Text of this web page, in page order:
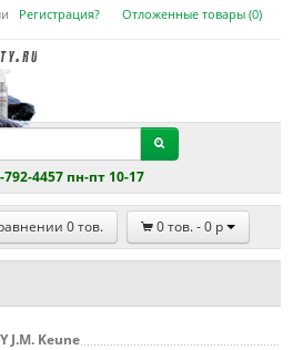
Регистрация? Отложенные товары (0)
792-4457 пн-пт 10-17
0тов. 0тов. -0 p
J.M. Keune